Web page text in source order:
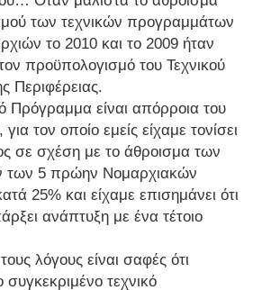
των τεχνικών προγραμμάτων
το 2010 και το 2009 ήταν
προϋπολογισμό του Τεχνικού
Περιφέρειας.
Πρόγραμμα είναι απόρροια του
τον οποίο εμείς είχαμε τονίσει
σε σχέση με το άθροισμα των
των 5 πρώην Νομαρχιακών
25% και είχαμε επισημάνει ότι
ανάπτυξη με ένα τέτοιο
λόγους είναι σαφές ότι
συγκεκριμένο τεχνικό